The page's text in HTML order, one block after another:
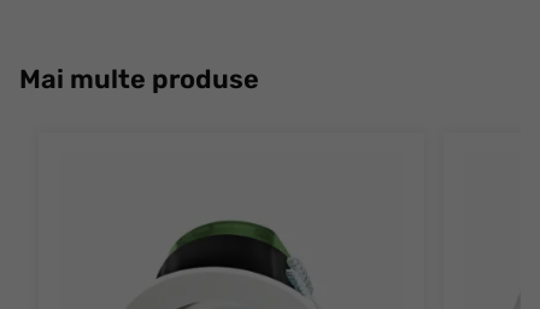
Mai multe produse